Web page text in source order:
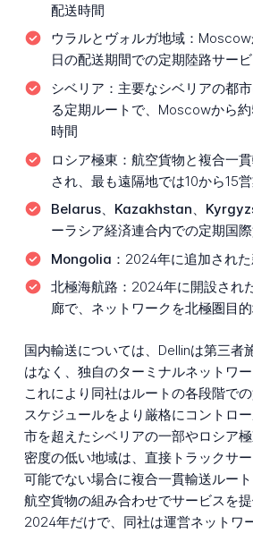
配送時間
ウラルとヴォルガ地域：
日の配送期間での定期陸路サー
シベリア： 主要なシベリアの都
る定期ルートで、Moscowから
時間
ロシア極東： 航空貨物と複合一
され、最も遠隔地では10から15
Belarus、Kazakhstan、
ーラシア経済連合内での定期国
Mongolia： 2024年に追加され
北極海航路： 2024年に開設され
廊で、ネットワークを北極圏目
国内輸送については、Dellinは第三者
はなく、独自のターミナルネットワー
これにより同社はルートの各段階で
スケジュールをより厳格にコントロ
市を超えたシベリアの一部やロシア
密度の低い地域は、直接トラックサ
可能でない場合に複合一貫輸送ルー
航空貨物の組み合わせでサービスを提
2024年だけで、同社は運営ネットワ